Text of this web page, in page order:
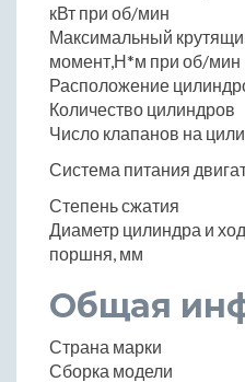
кВт при об/мин
Максимальный
момент,Н*м при об/мин
Расположение
Количество цилиндров
Число клапанов на
Система питания
Степень сжатия
Диаметр цилиндра и ход
поршня, мм
Общая
Страна марки
Сборка модели